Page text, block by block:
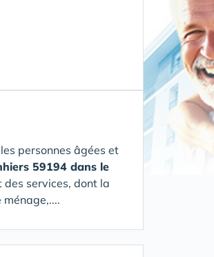
personnes âgées et
59194 dans le
services, dont la